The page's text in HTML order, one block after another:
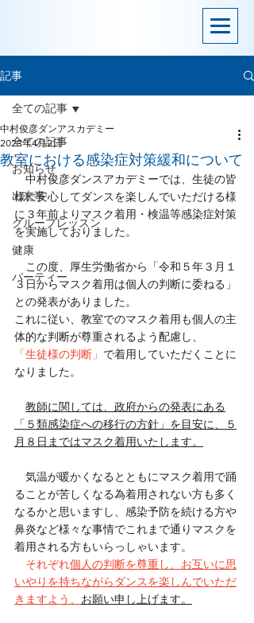
記事
全ての記事
お知らせ
出来事
グループレッスン
健康
パーティー
全ての記事
教室における感染症対策緩和について
中村俊彦ダンアスカデミー
2023年4月2日
中村俊彦ダンスアカデミーでは、生徒の皆
様に安心してダンスを楽しんでいただける様
に３年前よりマスク着用・検温等感染症対策
を実施しておりました。
この度、厚生労働省から「令和５年３月１
３日からマスク着用は個人の判断に委ねる」
との発表がありました。
これに従い、教室でのマスク着用も個人の主
体的な判断が尊重されるよう配慮し、
「生徒様の判断」 で着用していただくことに
なりました。
教師に関しては、政府からの発表にある
「５類感染症への移行の方針」を目安に、５
月８日まではマスク着用いたします。
気温が暖かくなるとともにマスク着用で踊
ることが苦しくなる為着用されない方も多く
なるかと思いますし、感染予防を続ける方や
鼻炎など様々な事情でこれまで通りマスクを
着用される方もいらっしゃいます。
それぞれ個人の判断を尊重し、お互いに思
いやりを持ちながらダンスを楽しんでいただ
きますよう、 お願い申し上げます。